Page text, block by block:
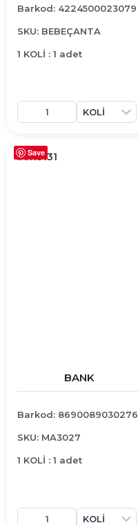
Barkod: 4224500023079
SKU: BEBEÇANTA
1 KOLİ : 1 adet
Save
BANK
Barkod: 8690089030276
SKU: MA3027
1 KOLİ : 1 adet